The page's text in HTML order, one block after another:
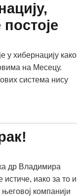
у хибернацију како
на Месецу.
система нису
др Владимира
иако за то и
компанији